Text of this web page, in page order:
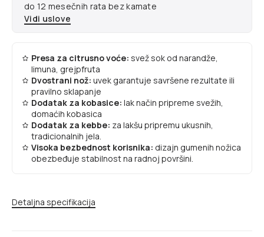
do 12 mesečnih rata bez kamate
Vidi uslove
Presa za citrusno voće: svež sok od narandže,
limuna, grejpfruta
Dvostrani nož: uvek garantuje savršene rezultate ili
pravilno sklapanje
Dodatak za kobasice: lak način pripreme svežih,
domaćih kobasica
Dodatak za kebbe: za lakšu pripremu ukusnih,
tradicionalnih jela.
Visoka bezbednost korisnika: dizajn gumenih nožica
obezbeđuje stabilnost na radnoj površini.
Detaljna specifikacija